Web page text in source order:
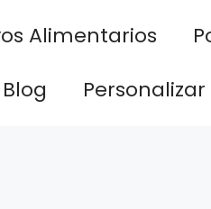
Alimentarios
Blog